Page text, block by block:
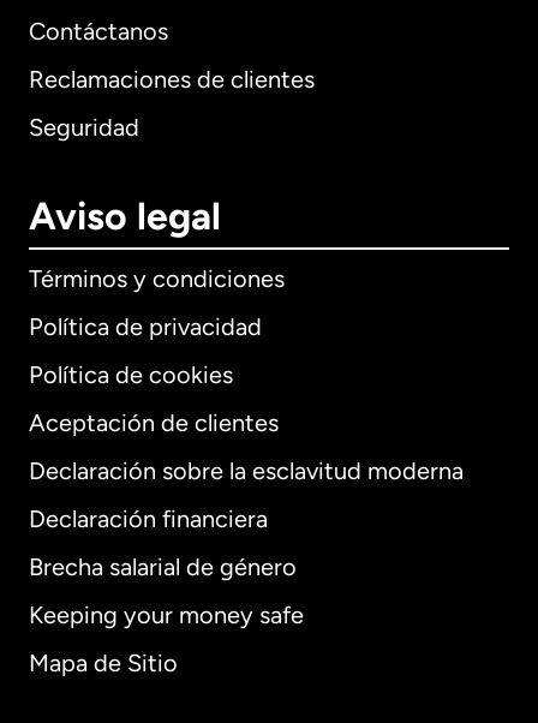
Contáctanos
Reclamaciones de clientes
Seguridad
Aviso legal
Términos y condiciones
Política de privacidad
Política de cookies
Aceptación de clientes
Declaración sobre la esclavitud moderna
Declaración financiera
Brecha salarial de género
Keeping your money safe
Mapa de Sitio
Internacional English
Alemania